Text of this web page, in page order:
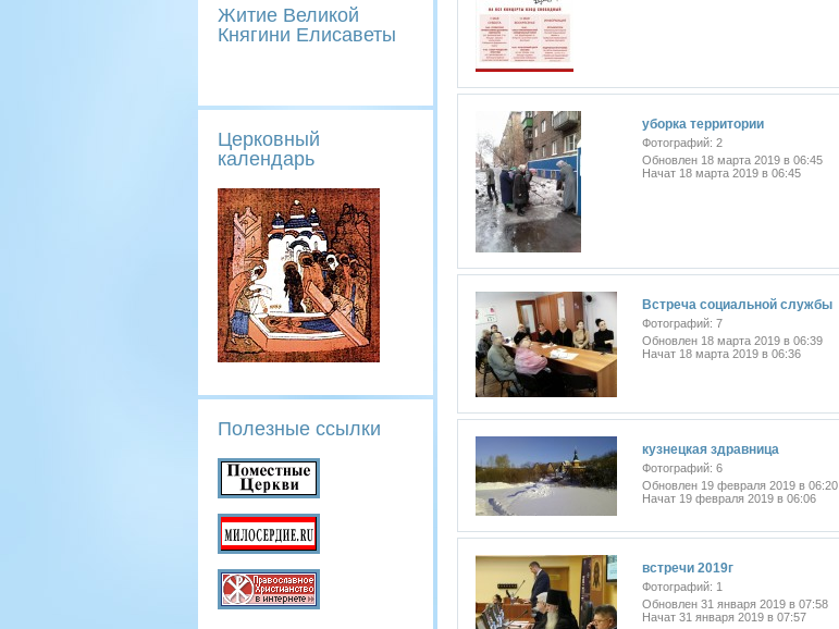
Житие Великой
Княгини Елисаветы
Церковный
календарь
Полезные ссылки
уборка территории
Фотографий: 2
Обновлен 18 марта 2019 в 06:45
Начат 18 марта 2019 в 06:45
Встреча социальной службы
Фотографий: 7
Обновлен 18 марта 2019 в 06:39
Начат 18 марта 2019 в 06:36
кузнецкая здравница
Фотографий: 6
Обновлен 19 февраля 2019 в 06:20
Начат 19 февраля 2019 в 06:06
встречи 2019г
Фотографий: 1
Обновлен 31 января 2019 в 07:58
Начат 31 января 2019 в 07:57